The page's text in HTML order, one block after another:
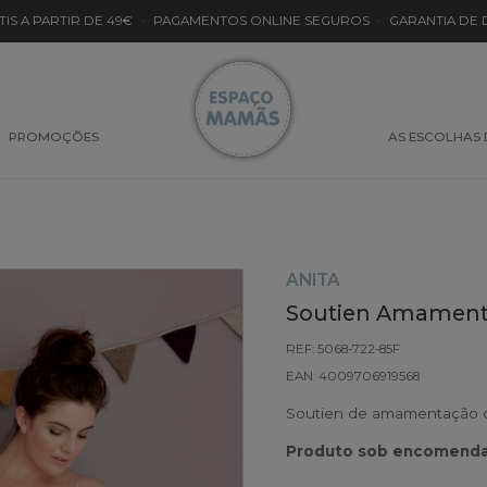
A PARTIR DE 49€ · PAGAMENTOS ONLINE SEGUROS · GARANTIA DE
PROMOÇÕES AS ESCOLHAS
ANITA
Soutien
REF: 5068-722-85F
EAN: 4009706919568
Soutien de amamentação
Produto sob